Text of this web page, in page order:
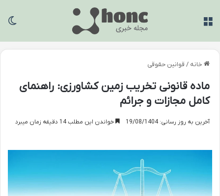
خانه / قوانین حقوقی
ماده قانونی تخریب زمین کشاورزی: راهنمای
کامل مجازات و جرائم
آخرین به روز رسانی: 19/08/1404 خواندن این مطلب 14 دقیقه زمان میبرد